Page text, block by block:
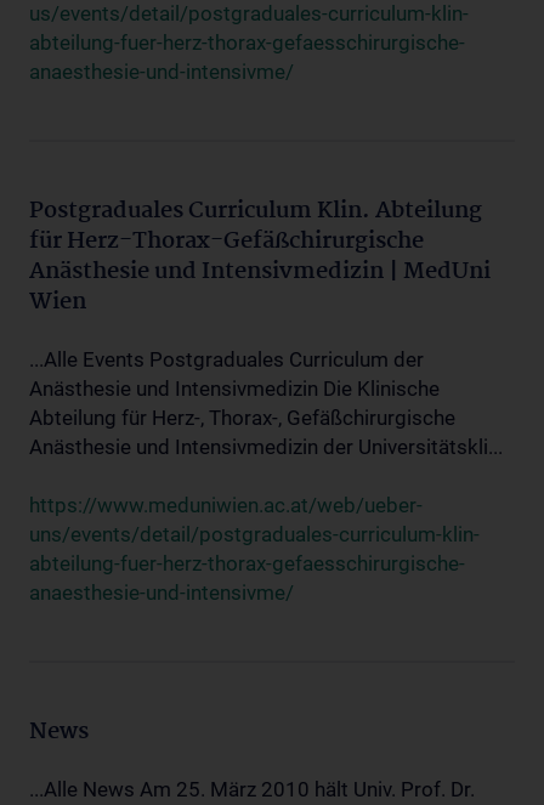
us/events/detail/postgraduales-curriculum-klin-
abteilung-fuer-herz-thorax-gefaesschirurgische-
anaesthesie-und-intensivme/
Postgraduales Curriculum Klin. Abteilung
für Herz-Thorax-Gefäßchirurgische
Anästhesie und Intensivmedizin | MedUni
Wien
...Alle Events Postgraduales Curriculum der
Anästhesie und Intensivmedizin Die Klinische
Abteilung für Herz-, Thorax-, Gefäßchirurgische
Anästhesie und Intensivmedizin der Universitätskli...
https://www.meduniwien.ac.at/web/ueber-
uns/events/detail/postgraduales-curriculum-klin-
abteilung-fuer-herz-thorax-gefaesschirurgische-
anaesthesie-und-intensivme/
News
...Alle News Am 25. März 2010 hält Univ. Prof. Dr.